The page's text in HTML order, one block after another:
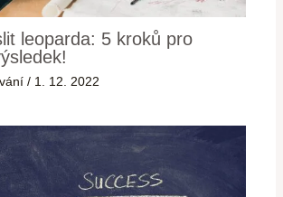
leoparda: 5 kroků pro
/ 1. 12. 2022